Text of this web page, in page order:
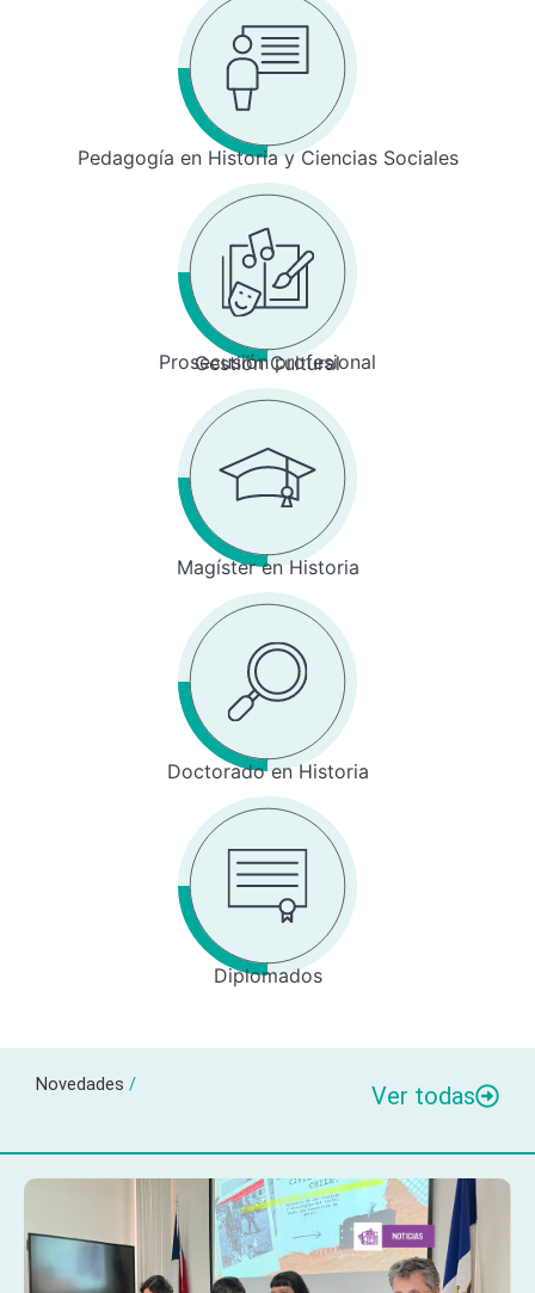
Pedagogía en Historia y Ciencias Sociales
Prosecusión profesional
Gestión Cultural
Magíster en Historia
Doctorado en Historia
Diplomados
Novedades / Ver todas